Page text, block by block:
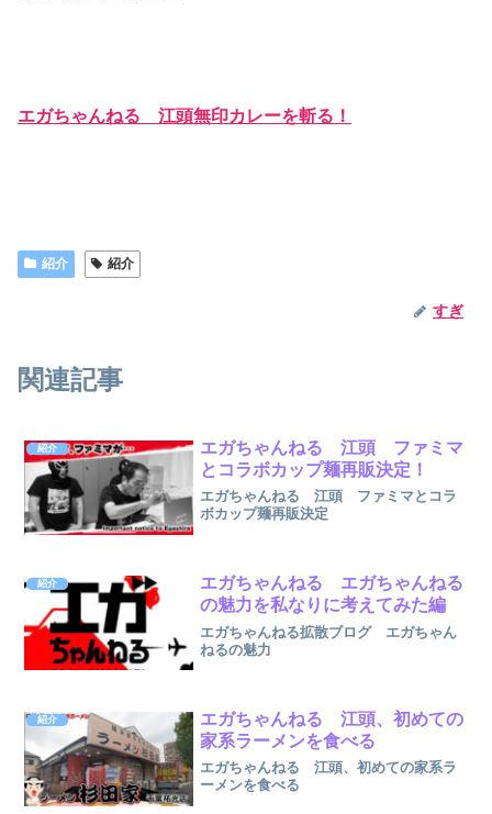
エガちゃんねる 江頭無印カレーを斬る！
紹介 紹介
すぎ
関連記事
紹介
エガちゃんねる 江頭 ファミマ
とコラボカップ麺再販決定！
エガちゃんねる 江頭 ファミマとコラ
ボカップ麺再販決定
紹介
エガちゃんねる エガちゃんねる
の魅力を私なりに考えてみた編
エガちゃんねる拡散ブログ エガちゃん
ねるの魅力
紹介
エガちゃんねる 江頭、初めての
家系ラーメンを食べる
エガちゃんねる 江頭、初めての家系ラ
ーメンを食べる